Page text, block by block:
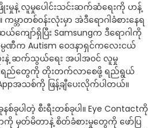
းမှုနဲ့ လူမှုပေါင်းသင်းဆက်ဆံရေးကို ဟန့်
မ္ဘာတစ်၀န်းလုံးမှာ အဲဒီရောဂါခံစားနေရ
ကျော်ရှိပြီး Samsungက ဒီရောဂါကို
ပဏီက Autism ဝေဒနာရှင်ကလေးငယ်
နဲ့ ဆက်သွယ်ရေး အပါအ၀င် လူမှု
းရည်တွေကို တိုးတက်လာစေဖို့ ရည်ရွယ်
အသစ်ကို ဖြန့်ချီပေးလိုက်ပါတယ်။
ခုပါတဲ့ စီးရီးတစ်ခုပါ။ Eye Contactကို
မှတ်မိတာနဲ့ စိတ်ခံစားမှုတွေကို ဖော်ပြ